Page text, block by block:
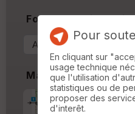
Format &
Marges
Marge
Pour
En cliquant sur
usage technique
que l'utilisation
statistiques ou de
proposer des
d'interêt.